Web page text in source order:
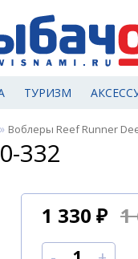
ТУРИЗМ
» Воблеры Reef Runner
332
1 330 ₽ 1